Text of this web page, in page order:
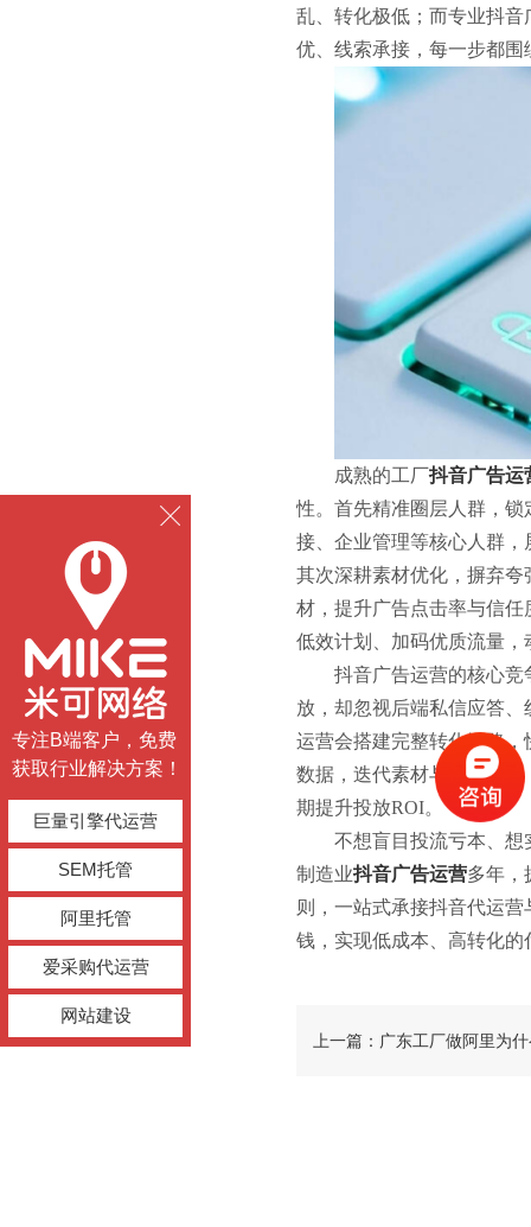
乱、转化极低；而专业抖
优、线索承接，每一步都
成熟的工厂抖音广告运
性。首先精准圈层人群，
接、企业管理等核心人群
其次深耕素材优化，摒弃
材，提升广告点击率与信
低效计划、加码优质流量
抖音广告运营的核心
放，却忽视后端私信应答
运营会搭建完整转化链路
数据，迭代素材与投放策略
期提升投放ROI。
不想盲目投流亏本、
制造业抖音广告运营多年，
则，一站式承接抖音代运
钱，实现低成本、高转化的
上一篇：广东工厂做阿里为
专注B端客户，免费
获取行业解决方案！
巨量引擎代运营
SEM托管
阿里托管
爱采购代运营
网站建设